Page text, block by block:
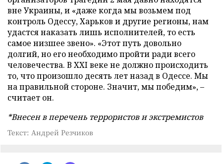
вне Украины, и «даже когда мы возьмем под
контроль Одессу, Харьков и другие регионы, нам
удастся наказать лишь исполнителей, то есть
самое низшее звено». «Этот путь довольно
долгий, но его необходимо пройти ради всего
человечества. В XXI веке не должно происходить
то, что произошло десять лет назад в Одессе. Мы
на правильной стороне. Значит, мы победим», –
считает он.
*Внесен в перечень террористов и экстремистов
Текст: Андрей Резчиков